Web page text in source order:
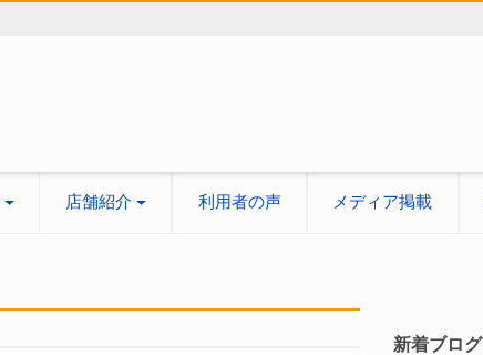
店舗紹介 利用者の声 メディア掲載
新着ブログ